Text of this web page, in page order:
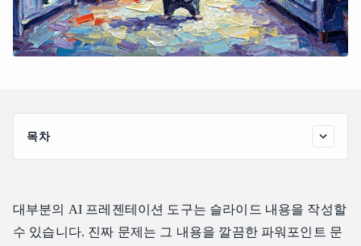
목차
AI 파워포인트 에이전트가 네이티브 PPT 레이아웃 구성에
codex-ppt-skill의 차별점
단계별 설정 방법
대부분의 AI 프레젠테이션 도구는 슬라이드 내용을 작성할
수 있습니다. 진짜 문제는 그 내용을 깔끔한 파워포인트 문